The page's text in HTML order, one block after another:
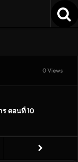
0 Views
ร ตอนที่ 10